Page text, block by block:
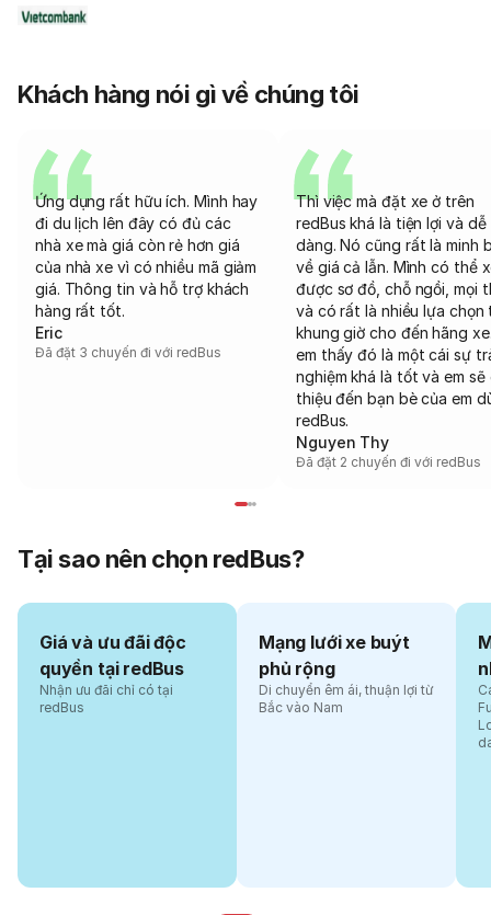
Khách hàng nói gì về chúng tôi
Ứng dụng rất hữu ích. Mình hay
đi du lịch lên đây có đủ các
nhà xe mà giá còn rẻ hơn giá
của nhà xe vì có nhiều mã giảm
giá. Thông tin và hỗ trợ khách
hàng rất tốt.
Eric
Đã đặt 3 chuyến đi với redBus
Thì việc mà đặt xe ở trên
redBus khá là tiện lợi và dễ
dàng. Nó cũng rất là minh
về giá cả lẫn. Mình có thể
được sơ đồ, chỗ ngồi, mọi
và có rất là nhiều lựa chọn
khung giờ cho đến hãng
em thấy đó là một cái sự
nghiệm khá là tốt và em sẽ
thiệu đến bạn bè của em
redBus.
Nguyen Thy
Đã đặt 2 chuyến đi với redBus
Tại sao nên chọn redBus?
Giá và ưu đãi độc
quyền tại redBus
Nhận ưu đãi chỉ có tại
redBus
Mạng lưới xe buýt
phủ rộng
Di chuyển êm ái, thuận lợi từ
Bắc vào Nam